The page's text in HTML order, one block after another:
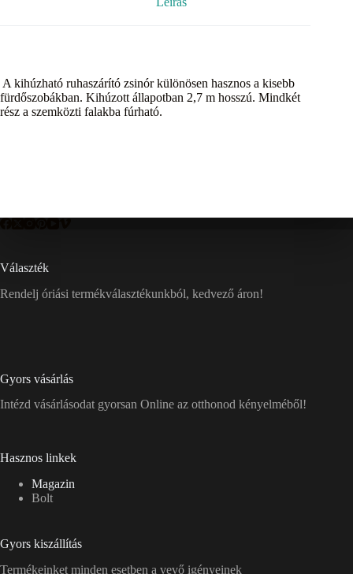
A kihúzható ruhaszárító zsinór különösen hasznos a kisebb
fürdőszobákban. Kihúzott állapotban 2,7 m hosszú. Mindkét
rész a szemközti falakba fúrható.
Választék
Rendelj óriási termékválasztékunkból, kedvező áron!
Gyors vásárlás
Intézd vásárlásodat gyorsan Online az otthonod kényelméből!
Hasznos linkek
Magazin
Bolt
Gyors kiszállítás
Termékeinket minden esetben a vevő igényeinek